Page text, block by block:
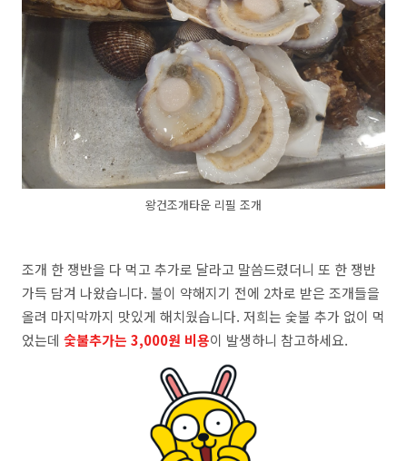
왕건조개타운 리필 조개
조개 한 쟁반을 다 먹고 추가로 달라고 말씀드렸더니 또 한 쟁반
가득 담겨 나왔습니다. 불이 약해지기 전에 2차로 받은 조개들을
올려 마지막까지 맛있게 해치웠습니다. 저희는 숯불 추가 없이 먹
었는데 숯불추가는 3,000원 비용이 발생하니 참고하세요.